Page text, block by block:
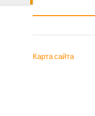
Карта сайта